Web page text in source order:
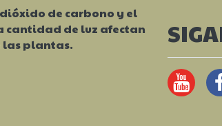
de carbono y el
cantidad de luz afectan
las plantas.